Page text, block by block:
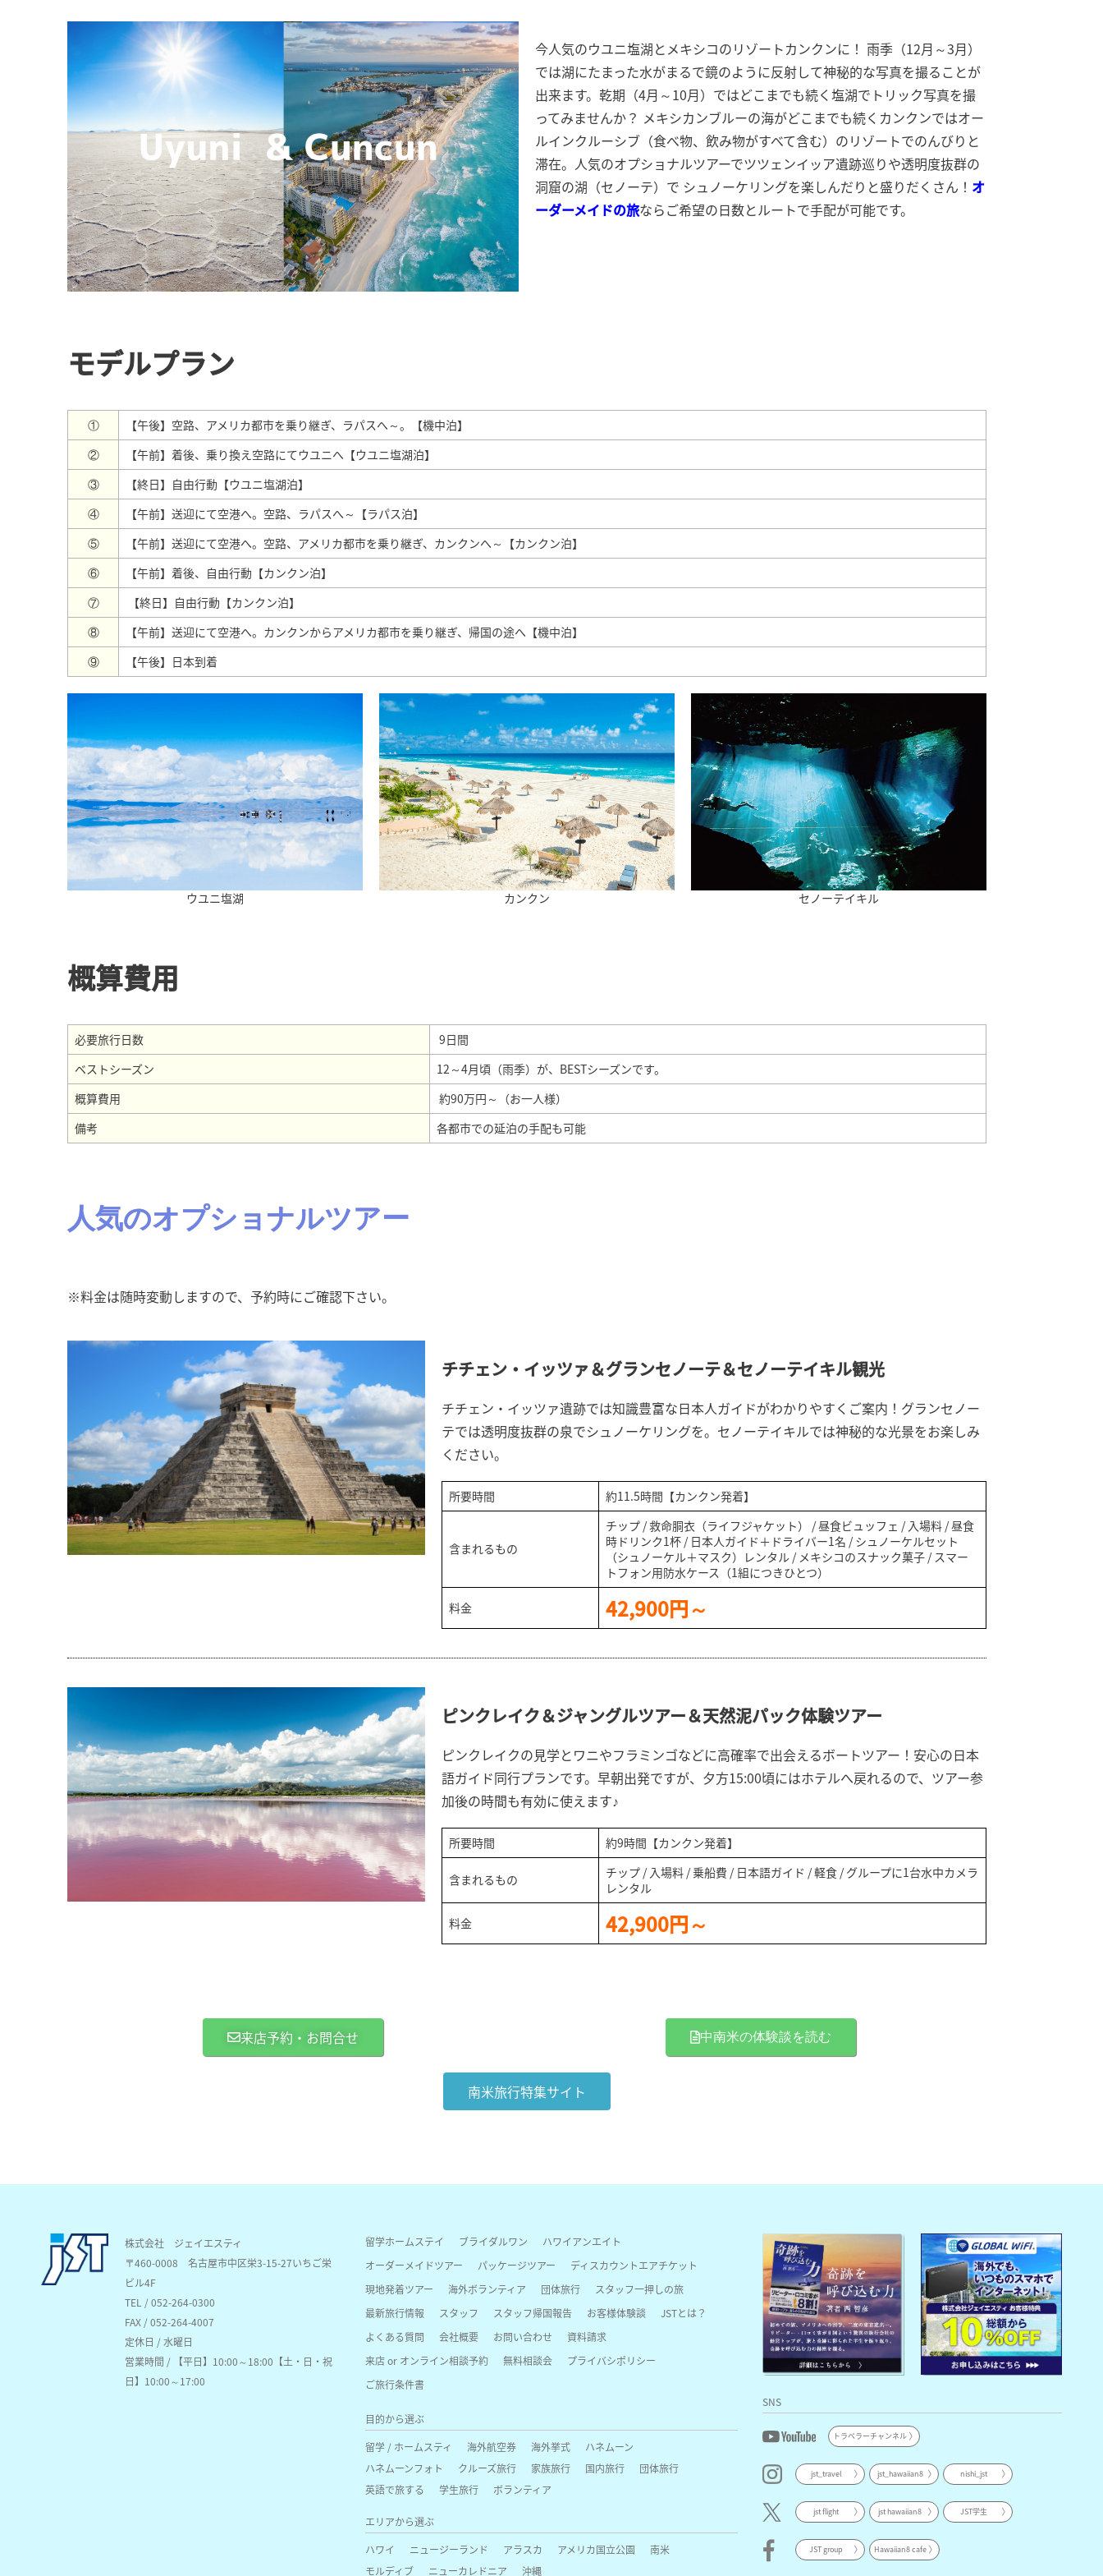
今人気のウユニ塩湖とメキシコのリゾートカンクンに！ 雨季（12月～3月）
では湖にたまった水がまるで鏡のように反射して神秘的な写真を撮ることが
出来ます。乾期（4月～10月）ではどこまでも続く塩湖でトリック写真を撮
ってみませんか？ メキシカンブルーの海がどこまでも続くカンクンではオー
ルインクルーシブ（食べ物、飲み物がすべて含む）のリゾートでのんびりと
滞在。人気のオプショナルツアーでツツェンイッア遺跡巡りや透明度抜群の
洞窟の湖（セノーテ）で シュノーケリングを楽しんだりと盛りだくさん！ オ
ーダーメイドの旅ならご希望の日数とルートで手配が可能です。
モデルプラン
①
【午後】空路、アメリカ都市を乗り継ぎ、ラパスへ～。【機中泊】
②
【午前】着後、乗り換え空路にてウユニへ【ウユニ塩湖泊】
③
【終日】自由行動【ウユニ塩湖泊】
④
【午前】送迎にて空港へ。空路、ラパスへ～【ラパス泊】
⑤
【午前】送迎にて空港へ。空路、アメリカ都市を乗り継ぎ、カンクンへ～【カンクン泊】
⑥
【午前】着後、自由行動【カンクン泊】
⑦
【終日】自由行動【カンクン泊】
⑧
【午前】送迎にて空港へ。カンクンからアメリカ都市を乗り継ぎ、帰国の途へ【機中泊】
⑨
【午後】日本到着
ウユニ塩湖 カンクン セノーテイキル
概算費用
必要旅行日数
9日間
ベストシーズン
12～4月頃（雨季）が、BESTシーズンです。
概算費用
約90万円～（お一人様）
備考
各都市での延泊の手配も可能
人気のオプショナルツアー
※料金は随時変動しますので、予約時にご確認下さい。
チチェン・イッツァ＆グランセノーテ＆セノーテイキル観光
チチェン・イッツァ遺跡では知識豊富な日本人ガイドがわかりやすくご案内！グランセノー
テでは透明度抜群の泉でシュノーケリングを。セノーテイキルでは神秘的な光景をお楽しみ
ください。
所要時間 約11.5時間【カンクン発着】
含まれるもの
チップ / 救命胴衣（ライフジャケット） / 昼食ビュッフェ / 入場料 / 昼食
時ドリンク1杯 / 日本人ガイド＋ドライバー1名 / シュノーケルセット
（シュノーケル＋マスク）レンタル / メキシコのスナック菓子 / スマー
トフォン用防水ケース（1組につきひとつ）
料金 42,900円～
ピンクレイク＆ジャングルツアー＆天然泥パック体験ツアー
ピンクレイクの見学とワニやフラミンゴなどに高確率で出会えるボートツアー！安心の日本
語ガイド同行プランです。早朝出発ですが、夕方15:00頃にはホテルへ戻れるので、ツアー参
加後の時間も有効に使えます♪
所要時間 約9時間【カンクン発着】
含まれるもの
チップ / 入場料 / 乗船費 / 日本語ガイド / 軽食 / グループに1台水中カメラ
レンタル
料金 42,900円～
来店予約・お問合せ 中南米の体験談を読む
南米旅行特集サイト
株式会社 ジェイエスティ
〒460-0008名古屋市中区栄3-15-27いちご栄
ビル4F
TEL / 052-264-0300
FAX / 052-264-4007
定休日 / 水曜日
営業時間 / 【平日】10:00～18:00【土・日・祝
日】10:00～17:00
留学ホームステイ ブライダルワン
ハワイアンエイト
オーダーメイドツアー
パッケージツアー
ディスカウントエアチケット
現地発着ツアー
海外ボランティア 団体旅行
スタッフ一押しの旅
最新旅行情報
スタッフ スタッフ帰国報告 お客様体験談
JSTとは？
よくある質問
会社概要 お問い合わせ
資料請求
来店 or オンライン相談予約
無料相談会
プライバシポリシー
ご旅行条件書
目的から選ぶ
留学 / ホームスティ
海外航空券 海外挙式
ハネムーン
ハネムーンフォト
クルーズ旅行 家族旅行 国内旅行
団体旅行
英語で旅する
学生旅行 ボランティア
エリアから選ぶ
ハワイ
ニュージーランド アラスカ アメリカ国立公園
南米
モルディブ
ニューカレドニア 沖縄
SNS
トラベラーチャンネル
jst_travel jst_hawaiian8 nishi_jst
jst flight jst hawaiian8 JST学生
JST group Hawaiian8 cafe